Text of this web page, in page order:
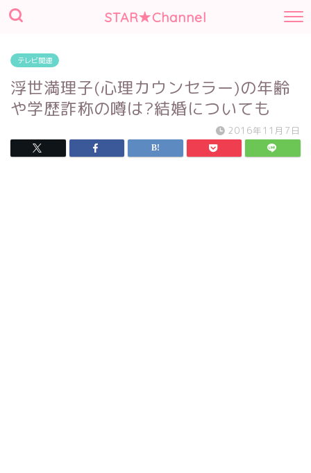
STAR★Channel
テレビ関連
浮世満理子(心理カウンセラー)の年齢
や学歴詐称の噂は?結婚についても
2016年11月7日